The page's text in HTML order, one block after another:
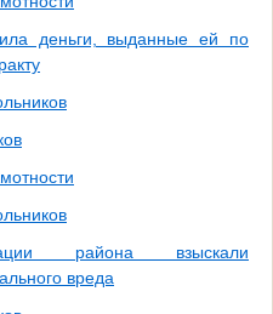
деньги, выданные ей по
района взыскали
вреда